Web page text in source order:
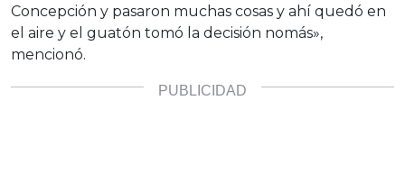
Concepción y pasaron muchas cosas y ahí quedó en
el aire y el guatón tomó la decisión nomás»,
mencionó.